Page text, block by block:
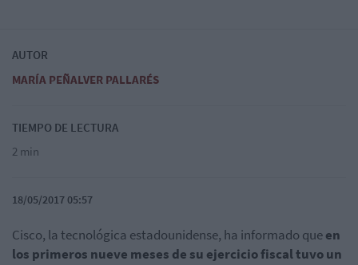
AUTOR
MARÍA PEÑALVER PALLARÉS
TIEMPO DE LECTURA
2 min
18/05/2017 05:57
Cisco, la tecnológica estadounidense, ha informado queen
los primeros nueve meses de su ejercicio fiscal tuvo un